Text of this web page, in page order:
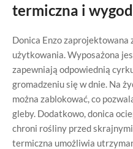
termiczna i
Donica Enzo zaprojektowana
użytkowania. Wyposażona
zapewniają odpowiednią
gromadzeniu się w dnie. Na
można zablokować, co
gleby. Dodatkowo, donica
chroni rośliny przed
termiczna umożliwia